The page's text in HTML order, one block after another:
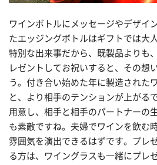
ワインボトルにメッセージやデザイ
たエッジングボトルはギフトでは大
特別な出来事だから、既製品よりも
レゼントしてお祝いすると、その想
う。付き合い始めた年に製造された
と、より相手のテンションが上がる
用意し、相手と相手のパートナーの
も素敵ですね。夫婦でワインを飲む
雰囲気を演出できるはずです。プレ
る方は、ワイングラスも一緒にプレ